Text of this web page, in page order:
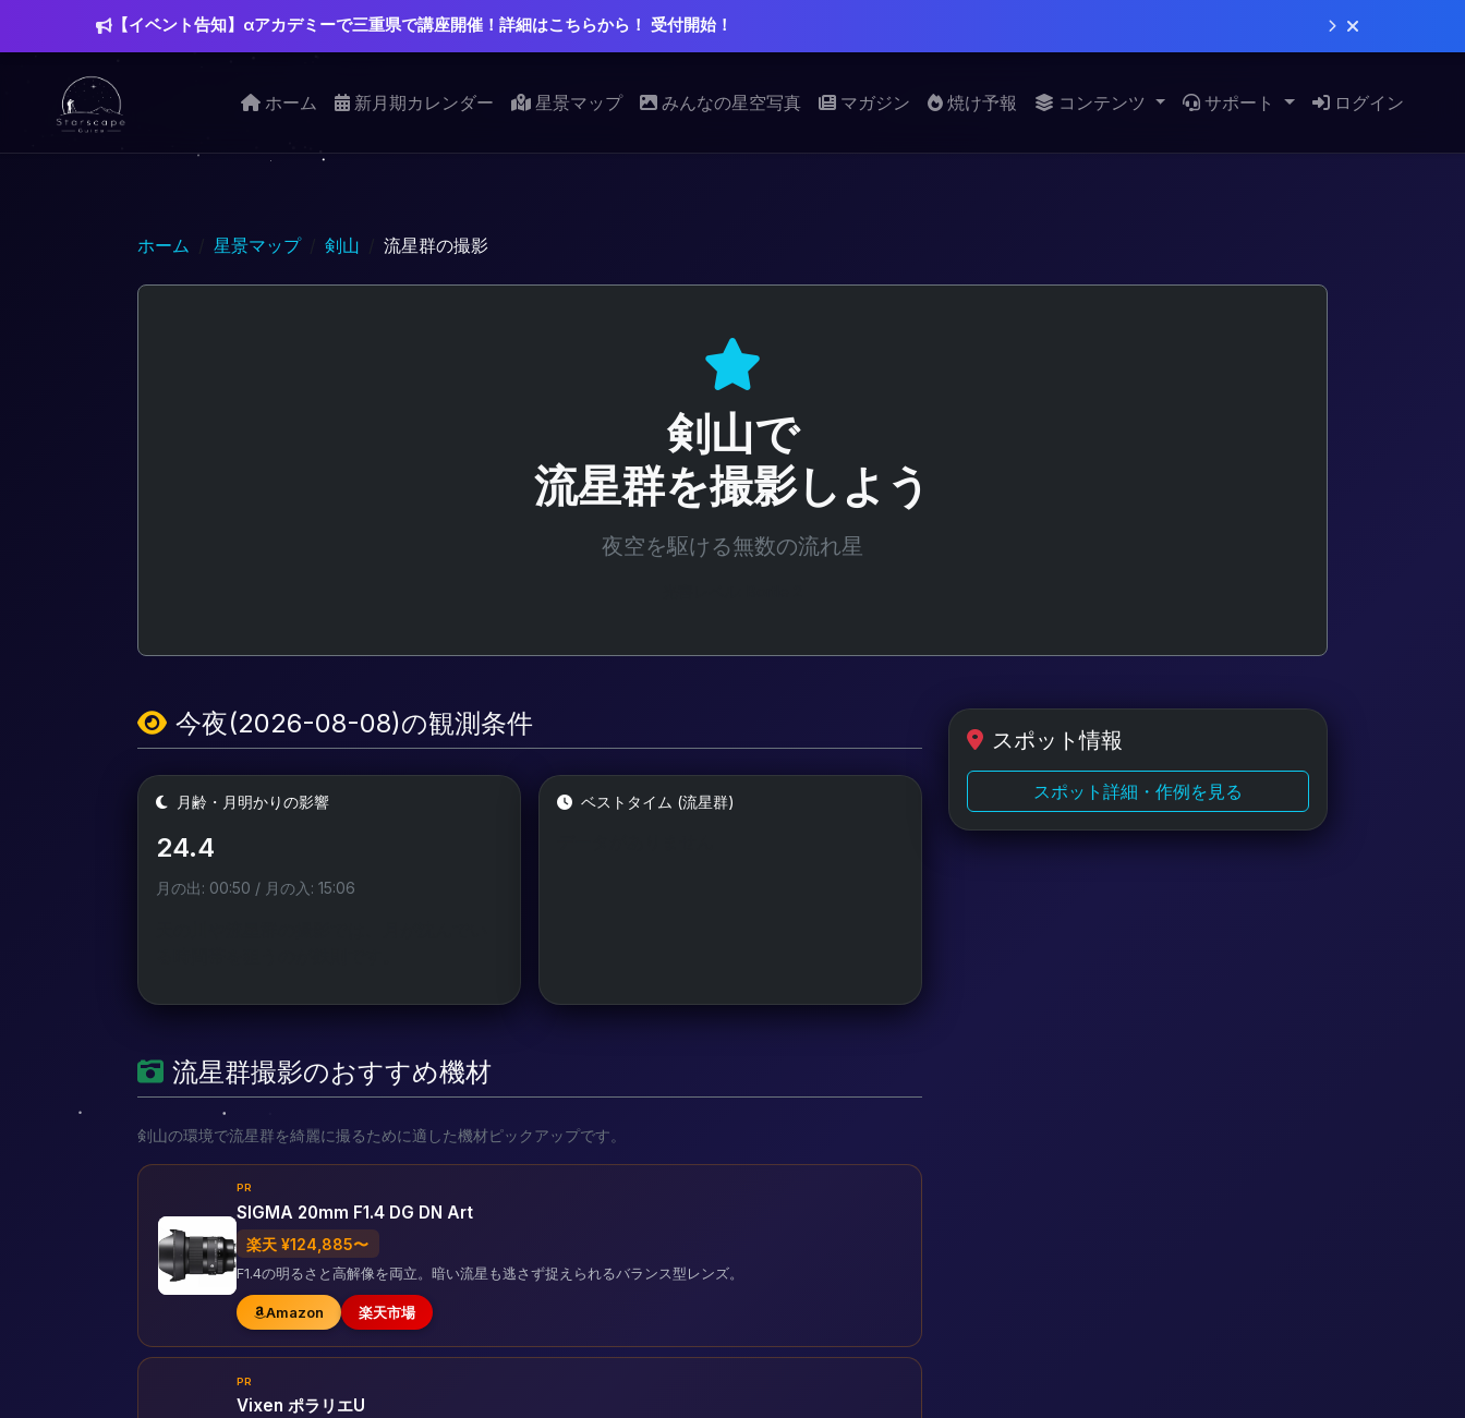
【イベント告知】αアカデミーで三重県で講座開催！詳細はこちらから！ 受付開始！
ホーム 新月期カレンダー 星景マップ みんなの星空写真 マガジン 焼け予報 コンテンツ サポート ログイン
ホーム 星景マップ 剣山 流星群の撮影
剣山で
流星群を撮影しよう
夜空を駆ける無数の流れ星
今夜(2026-08-08)の観測条件
月齢・月明かりの影響
24.4
月の出: 00:50 / 月の入: 15:06
ベストタイム (流星群)
流星群撮影のおすすめ機材
剣山の環境で流星群を綺麗に撮るために適した機材ピックアップです。
PR
SIGMA 20mm F1.4 DG DN Art
楽天 ¥124,885〜
F1.4の明るさと高解像を両立。暗い流星も逃さず捉えられるバランス型レンズ。
Amazon 楽天市場
PR
Vixen ポラリエU
スポット情報
スポット詳細・作例を見る